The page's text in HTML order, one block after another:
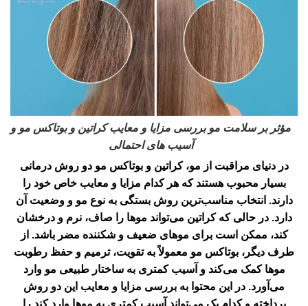
مؤثر بر سلامت مو بررسی مزایا و معایب کراتین و بوتاکس مو و
آسیب های احتمالی
در دنیای مراقبت از مو، کراتین و بوتاکس مو دو روش درمانی
بسیار محبوب هستند که هر کدام مزایا و معایب خاص خود را
دارند. انتخاب مناسب‌ترین روش بستگی به نوع مو و وضعیت آن
دارد. در حالی که کراتین می‌تواند موها را صاف، نرم و درخشان
کند، ممکن است برای موهای ضعیف و شکننده مضر باشد. از
طرف دیگر، بوتاکس مو معمولاً به تقویت، ترمیم و حفظ رطوبت
موها کمک می‌کند و آسیب کمتری به ساختار طبیعی مو وارد
می‌آورد. در این محتوا به بررسی مزایا و معایب این دو روش
پرداخته و کدام یک می‌تواند آسیب کمتری به موها وارد کند را